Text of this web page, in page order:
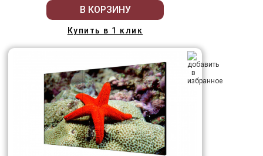
В КОРЗИНУ
Купить в 1 клик